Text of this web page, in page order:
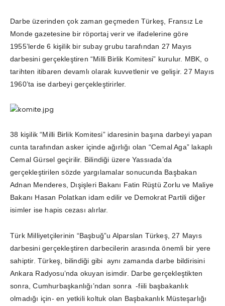
Darbe üzerinden çok zaman geçmeden Türkeş, Fransız Le
Monde gazetesine bir röportaj verir ve ifadelerine göre
1955’lerde 6 kişilik bir subay grubu tarafından 27 Mayıs
darbesini gerçekleştiren “Milli Birlik Komitesi” kurulur. MBK, o
tarihten itibaren devamlı olarak kuvvetlenir ve gelişir. 27 Mayıs
1960’ta ise darbeyi gerçekleştirirler.
38 kişilik “Milli Birlik Komitesi” idaresinin başına darbeyi yapan
cunta tarafından asker içinde ağırlığı olan “Cemal Aga” lakaplı
Cemal Gürsel geçirilir. Bilindiği üzere Yassıada’da
gerçekleştirilen sözde yargılamalar sonucunda Başbakan
Adnan Menderes, Dışişleri Bakanı Fatin Rüştü Zorlu ve Maliye
Bakanı Hasan Polatkan idam edilir ve Demokrat Partili diğer
isimler ise hapis cezası alırlar.
Türk Milliyetçilerinin “Başbuğ”u Alparslan Türkeş, 27 Mayıs
darbesini gerçekleştiren darbecilerin arasında önemli bir yere
sahiptir. Türkeş, bilindiği gibi aynı zamanda darbe bildirisini
Ankara Radyosu’nda okuyan isimdir. Darbe gerçekleştikten
sonra, Cumhurbaşkanlığı’ndan sonra -fiili başbakanlık
olmadığı için- en yetkili koltuk olan Başbakanlık Müsteşarlığı